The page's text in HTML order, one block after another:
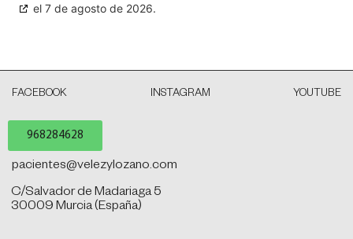
el 7 de agosto de 2026.
FACEBOOK INSTAGRAM YOUTUBE
968284628
pacientes@velezylozano.com
C/Salvador de Madariaga 5
30009 Murcia (España)